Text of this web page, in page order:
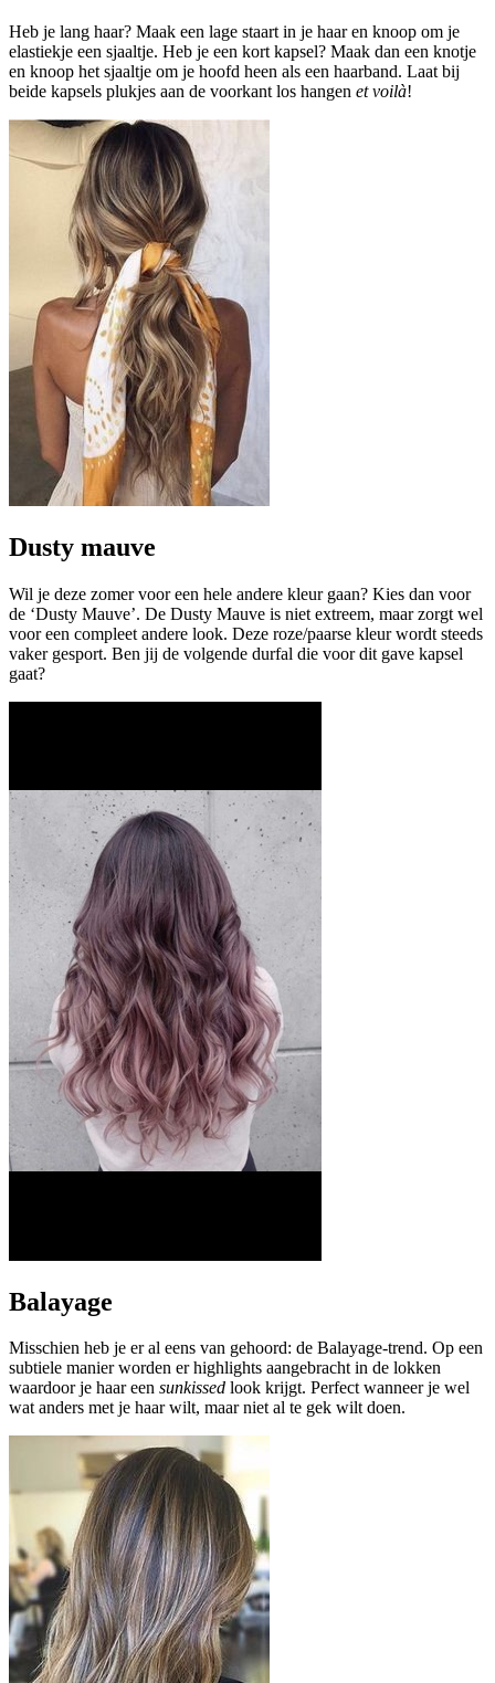
Heb je lang haar? Maak een lage staart in je haar en knoop om je
elastiekje een sjaaltje. Heb je een kort kapsel? Maak dan een knotje
en knoop het sjaaltje om je hoofd heen als een haarband. Laat bij
beide kapsels plukjes aan de voorkant los hangen et voilà!
Dusty mauve
Wil je deze zomer voor een hele andere kleur gaan? Kies dan voor
de ‘Dusty Mauve’. De Dusty Mauve is niet extreem, maar zorgt wel
voor een compleet andere look. Deze roze/paarse kleur wordt steeds
vaker gesport. Ben jij de volgende durfal die voor dit gave kapsel
gaat?
Balayage
Misschien heb je er al eens van gehoord: de Balayage-trend. Op een
subtiele manier worden er highlights aangebracht in de lokken
waardoor je haar een sunkissed look krijgt. Perfect wanneer je wel
wat anders met je haar wilt, maar niet al te gek wilt doen.